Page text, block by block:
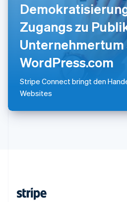
Zugangs zu
Unternehmertum
WordPress.com
Stripe Connect bringt den
Websites
Sonderverwaltungsregion
English 简体中文
Spanien
Español English
Thailand
ไทยEnglish
Tschechische Republik
English
Ungarn
Vereinigte Arabische Emirate